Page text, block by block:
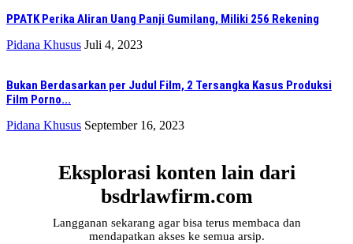
PPATK Perika Aliran Uang Panji Gumilang, Miliki 256 Rekening
Pidana Khusus Juli 4, 2023
Bukan Berdasarkan per Judul Film, 2 Tersangka Kasus Produksi
Film Porno...
Pidana Khusus September 16, 2023
Eksplorasi konten lain dari
bsdrlawfirm.com
Langganan sekarang agar bisa terus membaca dan
mendapatkan akses ke semua arsip.